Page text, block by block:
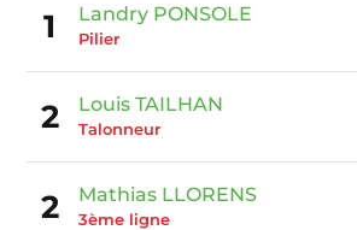
1 Landry PONSOLE
Pilier
2 Louis TAILHAN
Talonneur
2 Mathias LLORENS
3ème ligne